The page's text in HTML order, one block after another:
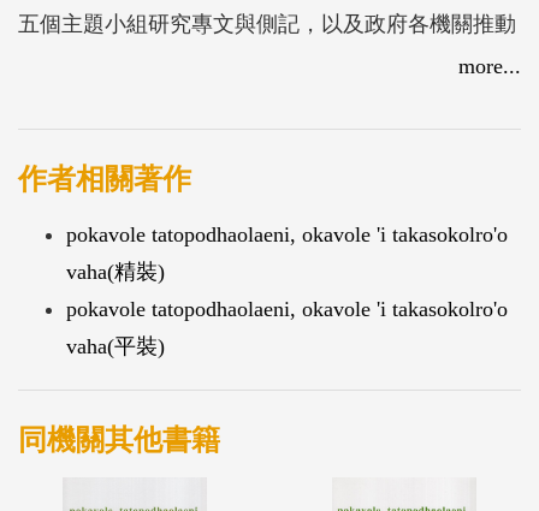
五個主題小組研究專文與側記，以及政府各機關推動
more...
作者相關著作
pokavole tatopodhaolaeni, okavole 'i takasokolro'o
vaha(精裝)
pokavole tatopodhaolaeni, okavole 'i takasokolro'o
vaha(平裝)
同機關其他書籍